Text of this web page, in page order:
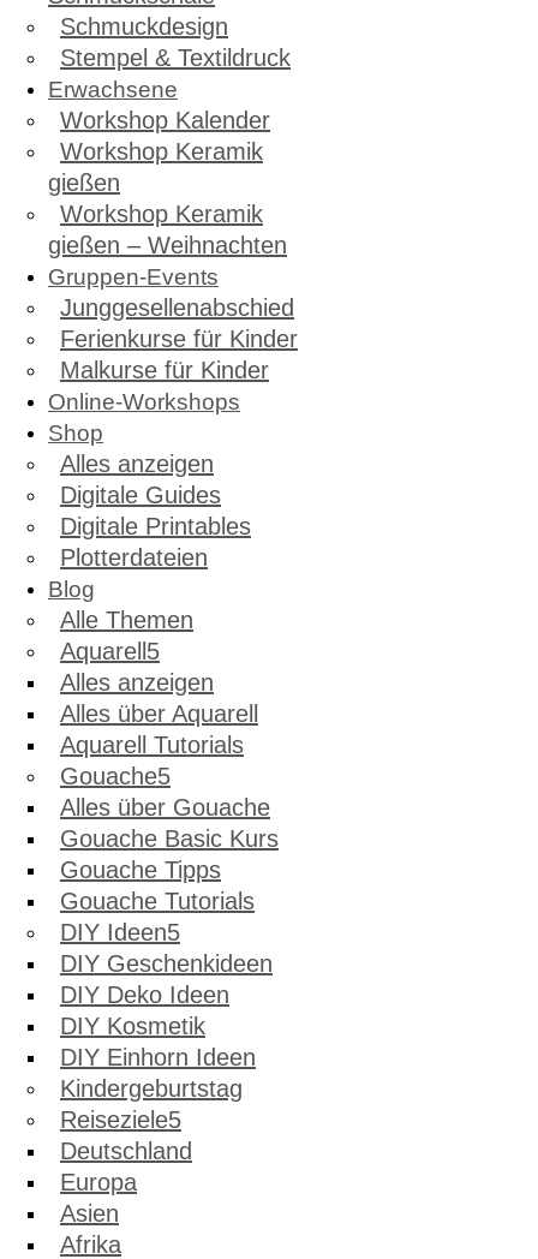
Schmuckdesign
Stempel & Textildruck
Erwachsene
Workshop Kalender
Workshop Keramik
gießen
Workshop Keramik
gießen – Weihnachten
Gruppen-Events
Junggesellenabschied
Ferienkurse für Kinder
Malkurse für Kinder
Online-Workshops
Shop
Alles anzeigen
Digitale Guides
Digitale Printables
Plotterdateien
Blog
Alle Themen
Aquarell
Alles anzeigen
Alles über Aquarell
Aquarell Tutorials
Gouache
Alles über Gouache
Gouache Basic Kurs
Gouache Tipps
Gouache Tutorials
DIY Ideen
DIY Geschenkideen
DIY Deko Ideen
DIY Kosmetik
DIY Einhorn Ideen
Kindergeburtstag
Reiseziele
Deutschland
Europa
Asien
Afrika